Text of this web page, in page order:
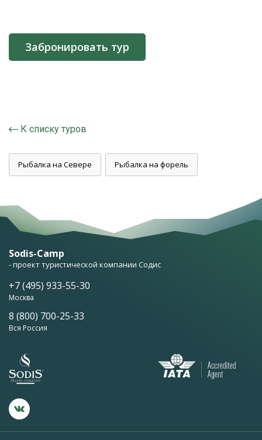
Забронировать тур
К списку туров
Рыбалка на Севере Рыбалка на форель
Sodis-Camp
- проект туристической компании Содис
+7 (495) 933-55-30
Москва
8 (800) 700-25-33
Вся Россия